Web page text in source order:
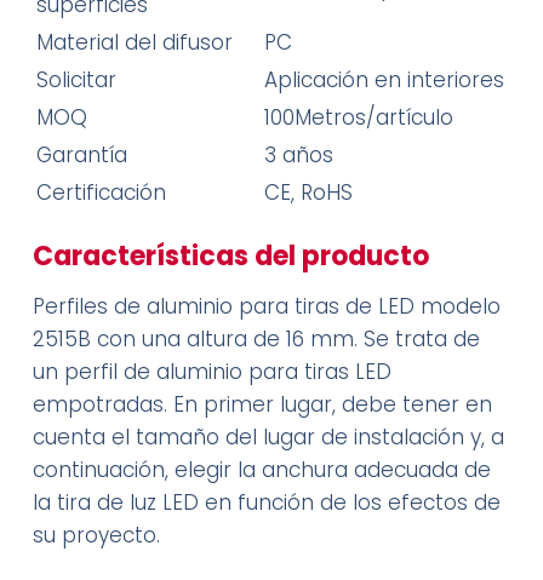
Material del difusor
PC
Solicitar
Aplicación en interiores
MOQ
100Metros/artículo
Garantía
3 años
Certificación
CE, RoHS
Características del producto
Perfiles de aluminio para tiras de LED modelo
2515B con una altura de 16 mm. Se trata de
un perfil de aluminio para tiras LED
empotradas. En primer lugar, debe tener en
cuenta el tamaño del lugar de instalación y, a
continuación, elegir la anchura adecuada de
la tira de luz LED en función de los efectos de
su proyecto.